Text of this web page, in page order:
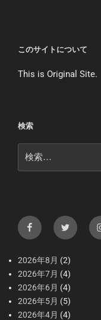
このサイトについて
This is Original Site.
検索
索:
FacebookX（
2026年8月 (2)
2026年7月 (4)
2026年6月 (4)
2026年5月 (5)
2026年4月 (4)